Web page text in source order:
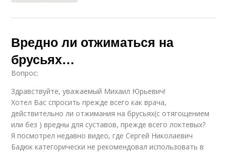
Вредно ли отжиматься на
брусьях…
Вопрос:
Здравствуйте, уважаемый Михаил Юрьевич!
Хотел Вас спросить прежде всего как врача,
действительно ли отжимания на брусьях(с отягощением
или без ) вредны для суставов, прежде всего локтевых?
Я посмотрел недавно видео, где Сергей Николаевич
Бадюк категорически не рекомендовал использовать в